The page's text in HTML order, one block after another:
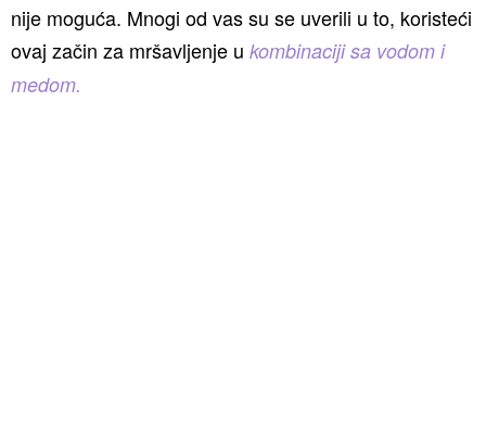
nije moguća. Mnogi od vas su se uverili u to, koristeći
ovaj začin za mršavljenje u kombinaciji sa vodom i
medom.